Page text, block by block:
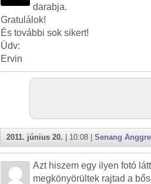
darabja.
Gratulálok!
És további sok sikert!
Üdv:
Ervin
2011. június 20. | 10:08 | Senang
Azt hiszem egy ilyen fotó
megkönyörültek rajtad a